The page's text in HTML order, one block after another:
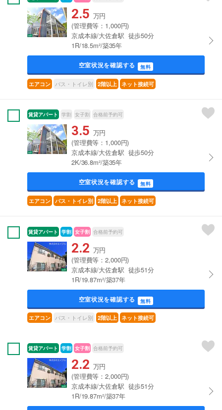
2.5 万円
(管理費等：1,000円)
京成本線/大佐倉駅 徒歩50分
1R/18.5m²/築35年
空室状況を確認する 無料
エアコン バス・トイレ別 2階以上 ネット接続可
賃貸アパート 学割 女子割 合格前予約可
3.5 万円
(管理費等：1,000円)
京成本線/大佐倉駅 徒歩50分
2K/36.8m²/築35年
空室状況を確認する 無料
エアコン バス・トイレ別 2階以上 ネット接続可
賃貸アパート 学割 女子割 合格前予約可
2.2 万円
(管理費等：2,000円)
京成本線/大佐倉駅 徒歩51分
1R/19.87m²/築37年
空室状況を確認する 無料
エアコン バス・トイレ別 2階以上 ネット接続可
賃貸アパート 学割 女子割 合格前予約可
2.2 万円
(管理費等：2,000円)
京成本線/大佐倉駅 徒歩51分
1R/19.87m²/築37年